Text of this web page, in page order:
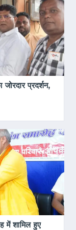
प्रदर्शन,
में शामिल हुए